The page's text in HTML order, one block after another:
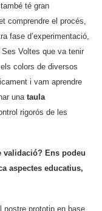
té gran
comprendre el procés,
fase d’experimentació,
Voltes que va tenir
colors de diversos
i vam aprendre
una taula
rigorós de les
validació? Ens podeu
aspectes educatius,
nostre prototip en base